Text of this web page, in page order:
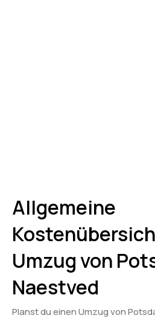
Allgemeine
Umzug von
Naestved
Planst du einen Umzug von